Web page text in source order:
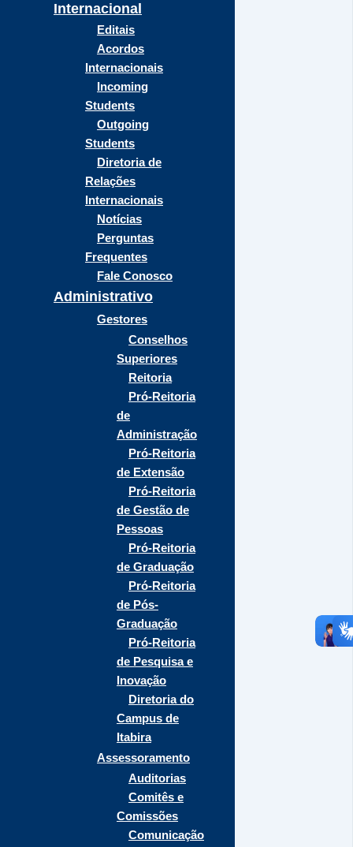
Internacional
Editais
Acordos
Internacionais
Incoming
Students
Outgoing
Students
Diretoria de
Relações
Internacionais
Notícias
Perguntas
Frequentes
Fale Conosco
Administrativo
Gestores
Conselhos
Superiores
Reitoria
Pró-Reitoria
de
Administração
Pró-Reitoria
de Extensão
Pró-Reitoria
de Gestão de
Pessoas
Pró-Reitoria
de Graduação
Pró-Reitoria
de Pós-
Graduação
Pró-Reitoria
de Pesquisa e
Inovação
Diretoria do
Campus de
Itabira
Assessoramento
Auditorias
Comitês e
Comissões
Comunicação